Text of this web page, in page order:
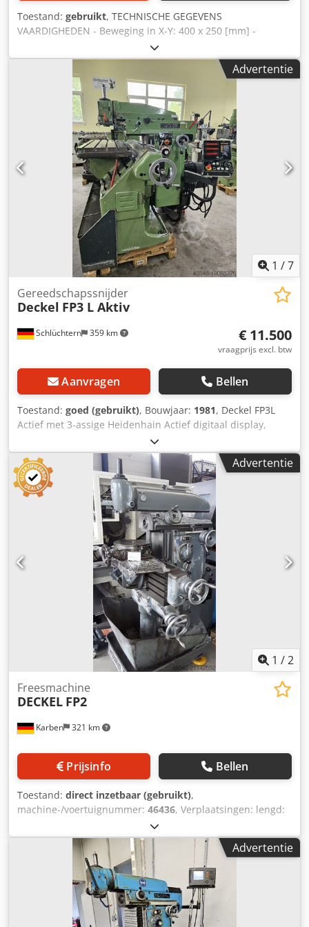
over hydraulische spanning, zowel verticaal als
horizontaal. U kunt de verticale stand heel eenvoudig
omzetten naar horizontale stand door de verticale kop weg
te klappen. De geleiders worden regelmatig gesmeerd
door het centrale smeersysteem. We hebben de
Kunzmann mechanisch en elektrisch getest. Maak van de
gelegenheid gebruik om de Kunzmann ter plaatse onder
stroom te bekijken en uit te proberen.
Toestand: gebruikt, TECHNISCHE GEGEVENS
VAARDIGHEDEN - Beweging in X-Y: 400 x 250 [mm] -
Verticale glijslag: 400 [mm] - Boorspindelslag: 130 [mm] -
Speling tussen de spilneus en de tafel: 570 [mm] - Speling
tussen kolom en spindelmidden: 320 [mm] TAFEL -
bruikbaar tafeloppervlak: 595 x 320 [mm] - Uurwerk X-X:
automatisch door kogelomloopspindels - Boorkop -
Binnenkegel: Morse 2 - Spiltoerental: 60-3000 [rpm]
Crsdpfouhbprox Am Hof - Spindelvoeding: 0,03-0,06
[mm/omw] - Voeding: 3 x 380 V / 50 Hz - Geïnstalleerd
vermogen: 2,1 kW - Nettogewicht van de machine: 1100
[kg] - Afmetingen: 2050 x 1600 x 1900 [mm] ACCESSOIRES -
Digitale weergave: X-Y - Ronde tafel: Ø 300 - machinelamp
Advertentie
1 /7
Schlüchtern 359 km
Gereedschapssnijder
Deckel FP3 L Aktiv
€ 11.500
vraagprijs excl. btw
Aanvragen Bellen
Toestand: goed (gebruikt), Bouwjaar: 1981, Deckel FP3L
Actief met 3-assige Heidenhain Actief digitaal display,
starre tafel, verticale freeskop, SK 40 S20x2
spindelopname. Goede staat. Op aanvraag gereed voor
demonstratie onder spanning. Crjdpfx Amswg S Nkj Hef
Advertentie
1 /2
Karben 321 km
Freesmachine
DECKEL FP2
Prijsinfo Bellen
Toestand: direct inzetbaar (gebruikt),
machine-/voertuignummer: 46436, Verplaatsingen: lengd:
400 mm verticaal: 400 mm Crjdsygia Eepfx Am Hef
horizontaal: 200 mm Uitrusting: - Verticaal freeskop,
verschuifbaar - Zwenkbare zwenktafel 260 x 600 mm -
Diverse gereedschaphouders - Opstellelementen - Ronde
tafel D:280 mm - Documentatie Staat: Werkplaats-getest
Advertentie